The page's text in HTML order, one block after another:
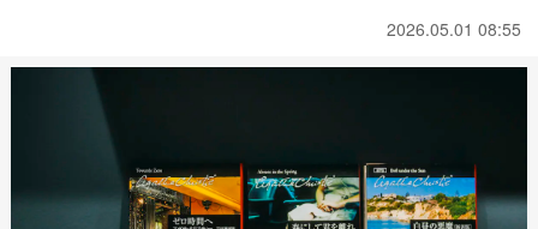
2026.05.01 08:55